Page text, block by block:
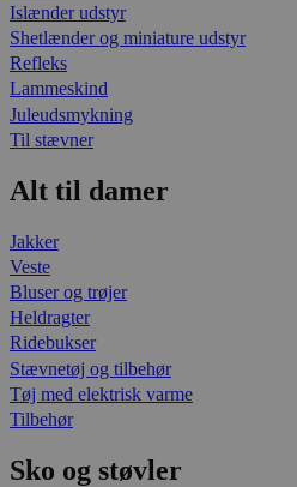
Islænder udstyr
Shetlænder og miniature udstyr
Refleks
Lammeskind
Juleudsmykning
Til stævner
Alt til damer
Jakker
Veste
Bluser og trøjer
Heldragter
Ridebukser
Stævnetøj og tilbehør
Tøj med elektrisk varme
Tilbehør
Sko og støvler